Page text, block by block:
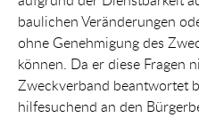
baulichen Veränderungen
ohne Genehmigung des
können. Da er diese Fragen
Zweckverband beantwortet
hilfesuchend an den